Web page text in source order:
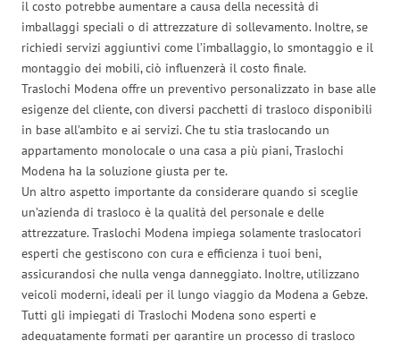
il costo potrebbe aumentare a causa della necessità di
imballaggi speciali o di attrezzature di sollevamento. Inoltre, se
richiedi servizi aggiuntivi come l’imballaggio, lo smontaggio e il
montaggio dei mobili, ciò influenzerà il costo finale.
Traslochi Modena offre un preventivo personalizzato in base alle
esigenze del cliente, con diversi pacchetti di trasloco disponibili
in base all’ambito e ai servizi. Che tu stia traslocando un
appartamento monolocale o una casa a più piani, Traslochi
Modena ha la soluzione giusta per te.
Un altro aspetto importante da considerare quando si sceglie
un’azienda di trasloco è la qualità del personale e delle
attrezzature. Traslochi Modena impiega solamente traslocatori
esperti che gestiscono con cura e efficienza i tuoi beni,
assicurandosi che nulla venga danneggiato. Inoltre, utilizzano
veicoli moderni, ideali per il lungo viaggio da Modena a Gebze.
Tutti gli impiegati di Traslochi Modena sono esperti e
adeguatamente formati per garantire un processo di trasloco